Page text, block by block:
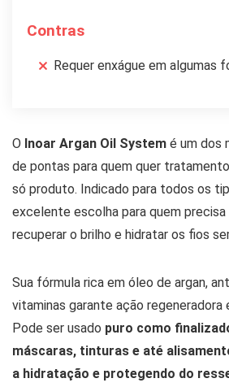
Contras
Requer enxágue em algumas
O Inoar Argan Oil System é um dos
de pontas para quem quer
só produto. Indicado para todos os
excelente escolha para quem
recuperar o brilho e hidratar os fios
Sua fórmula rica em óleo de argan,
vitaminas garante ação
Pode ser usado puro como
máscaras, tinturas e até
a hidratação e protegendo do